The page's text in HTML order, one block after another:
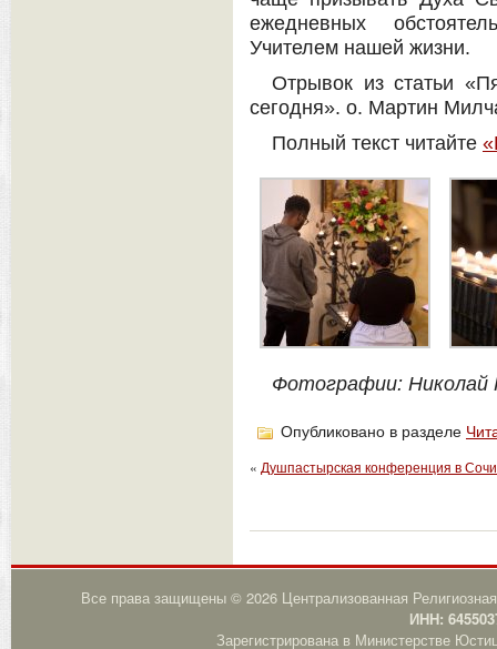
ежедневных
Учителем нашей жизни.
Отрывок из статьи
сегодня». о. Мартин
Полный текст читайте
Фотографии: Николай
Опубликовано в разделе
« Душпастырская конференция в
Все права защищены © 2026 Централизованная
ИНН:
Зарегистрирована в Министерстве